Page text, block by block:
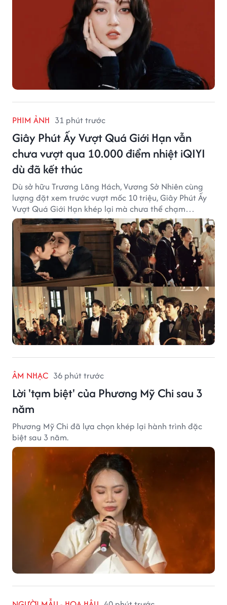
PHIM ẢNH 31 phút trước
Giây Phút Ấy Vượt Quá Giới Hạn vẫn
chưa vượt qua 10.000 điểm nhiệt iQIYI
dù đã kết thúc
Dù sở hữu Trương Lăng Hách, Vương Sở Nhiên cùng
lượng đặt xem trước vượt mốc 10 triệu, Giây Phút Ấy
Vượt Quá Giới Hạn khép lại mà chưa thể chạm
ngưỡng "bạo khoản" trên cả hai nền tảng phát sóng.
ÂM NHẠC 36 phút trước
Lời 'tạm biệt' của Phương Mỹ Chi sau 3
năm
Phương Mỹ Chi đã lựa chọn khép lại hành trình đặc
biệt sau 3 năm.